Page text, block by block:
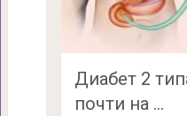
Диабет 2
почти на …